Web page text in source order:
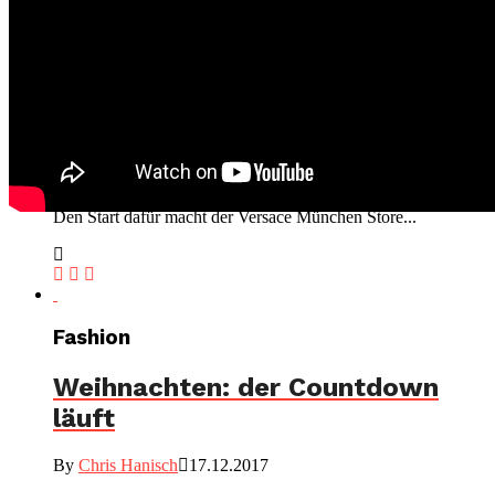
By Chris Hanisch
08.12.2018
Den Start dafür macht der Versace München Store...
Fashion
Weihnachten: der Countdown
läuft
By Chris Hanisch
17.12.2017